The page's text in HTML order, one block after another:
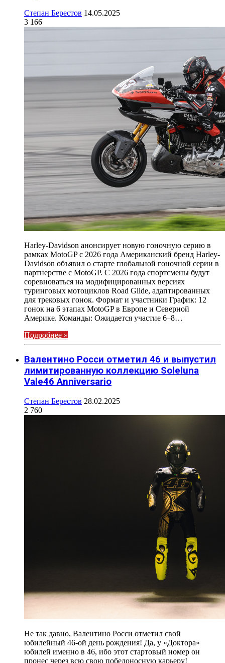
Степан Берестов 14.05.2025
3 166
Harley-Davidson анонсирует новую гоночную серию в
рамках MotoGP с 2026 года Американский бренд Harley-
Davidson объявил о старте глобальной гоночной серии в
партнерстве с MotoGP. С 2026 года спортсмены будут
соревноваться на модифицированных версиях
туринговых мотоциклов Road Glide, адаптированных
для трековых гонок. Формат и участники График: 12
гонок на 6 этапах MotoGP в Европе и Северной
Америке. Команды: Ожидается участие 6–8…
Подробнее »
Валентино Росси отметил 46 и выпустил
лимитированную коллекцию Soleluna
Vale46 Anniversario
Степан Берестов 28.02.2025
2 760
Не так давно, Валентино Росси отметил свой
юбилейный 46-ой день рождения! Да, у «Доктора»
юбилей именно в 46, ибо этот стартовый номер он
пронес через всю свою победоносную карьеру!